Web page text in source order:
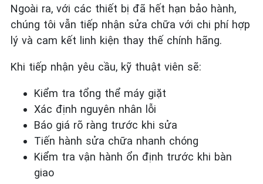
Ngoài ra, với các thiết bị đã hết hạn bảo hành,
chúng tôi vẫn tiếp nhận sửa chữa với chi phí hợp
lý và cam kết linh kiện thay thế chính hãng.
Khi tiếp nhận yêu cầu, kỹ thuật viên sẽ:
Kiểm tra tổng thể máy giặt
Xác định nguyên nhân lỗi
Báo giá rõ ràng trước khi sửa
Tiến hành sửa chữa nhanh chóng
Kiểm tra vận hành ổn định trước khi bàn
giao